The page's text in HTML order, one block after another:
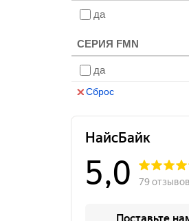
да
СЕРИЯ FMN
да
Сброс